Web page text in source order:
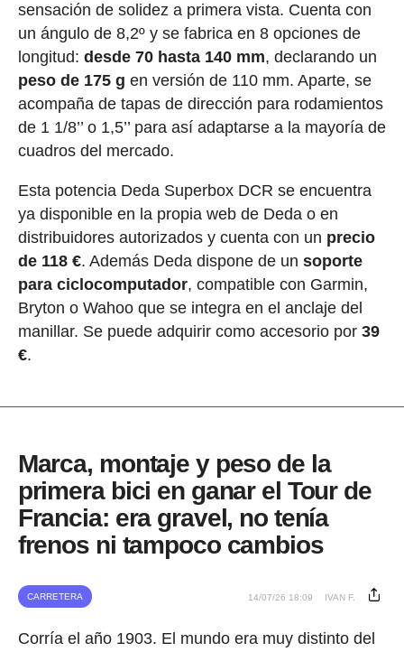
sensación de solidez a primera vista. Cuenta con
un ángulo de 8,2º y se fabrica en 8 opciones de
longitud: desde 70 hasta 140 mm, declarando un
peso de 175 g en versión de 110 mm. Aparte, se
acompaña de tapas de dirección para rodamientos
de 1 1/8’’ o 1,5’’ para así adaptarse a la mayoría de
cuadros del mercado.
Esta potencia Deda Superbox DCR se encuentra
ya disponible en la propia web de Deda o en
distribuidores autorizados y cuenta con un precio
de 118 €. Además Deda dispone de un soporte
para ciclocomputador, compatible con Garmin,
Bryton o Wahoo que se integra en el anclaje del
manillar. Se puede adquirir como accesorio por 39
€.
Marca, montaje y peso de la
primera bici en ganar el Tour de
Francia: era gravel, no tenía
frenos ni tampoco cambios
CARRETERA 14/07/26 18:09 IVAN F.
Corría el año 1903. El mundo era muy distinto del